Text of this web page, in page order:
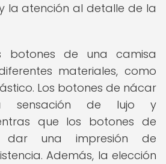
la atención al detalle de la
botones de una camisa
materiales, como
Los botones de nácar
sensación de lujo y
que los botones de
dar una impresión de
Además, la elección